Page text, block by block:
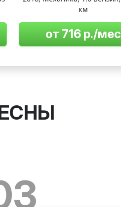
км
от 716 р./мес